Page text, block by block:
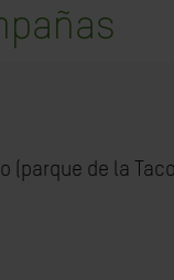
(parque de la